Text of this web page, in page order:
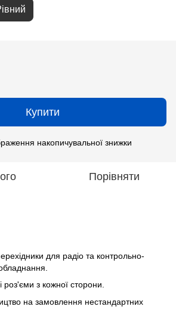
Купити
накопичувальної знижки
Порівняти
для радіо та контрольно-
роз'єми з кожної сторони.
на замовлення нестандартних